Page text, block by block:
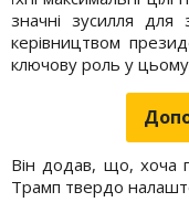
значні зусилля для
керівництвом
ключову роль у цьому
Він додав, що, хоча
Трамп твердо